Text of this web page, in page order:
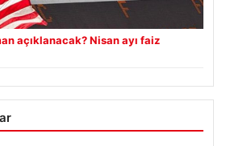
açıklanacak? Nisan ayı faiz